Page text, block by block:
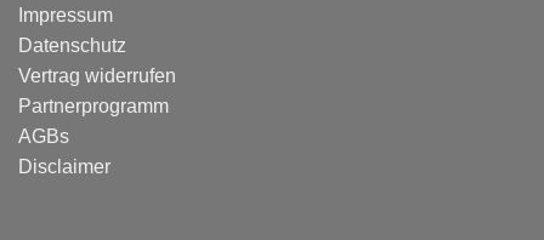
Impressum
Datenschutz
Vertrag widerrufen
Partnerprogramm
AGBs
Disclaimer